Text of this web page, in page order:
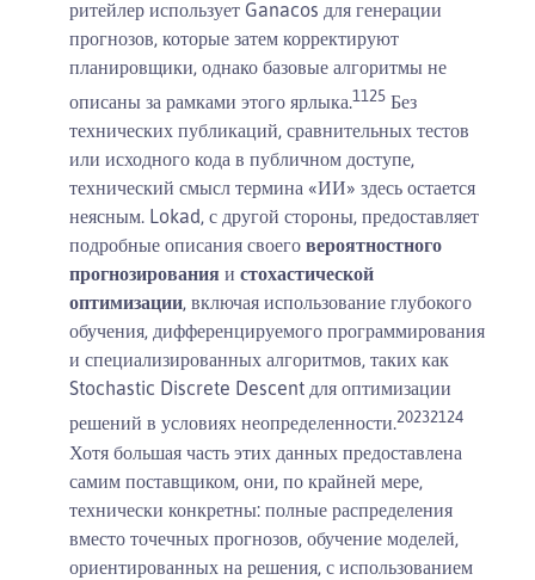
ритейлер использует Ganacos для генерации
прогнозов, которые затем корректируют
планировщики, однако базовые алгоритмы не
описаны за рамками этого ярлыка.1125 Без
технических публикаций, сравнительных тестов
или исходного кода в публичном доступе,
технический смысл термина «ИИ» здесь остается
неясным. Lokad, с другой стороны, предоставляет
подробные описания своего вероятностного
прогнозирования и стохастической
оптимизации, включая использование глубокого
обучения, дифференцируемого программирования
и специализированных алгоритмов, таких как
Stochastic Discrete Descent для оптимизации
решений в условиях неопределенности.20232124
Хотя большая часть этих данных предоставлена
самим поставщиком, они, по крайней мере,
технически конкретны: полные распределения
вместо точечных прогнозов, обучение моделей,
ориентированных на решения, с использованием